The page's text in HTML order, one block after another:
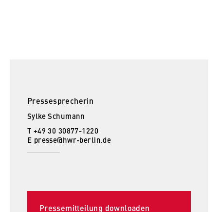
Pressesprecherin
Sylke Schumann
T +49 30 30877-1220
E presse@hwr-berlin.de
Pressemitteilung downloaden